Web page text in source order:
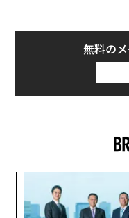
無料の